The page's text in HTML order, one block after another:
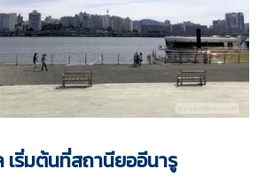
เริ่มต้นที่สถานียออีนารู